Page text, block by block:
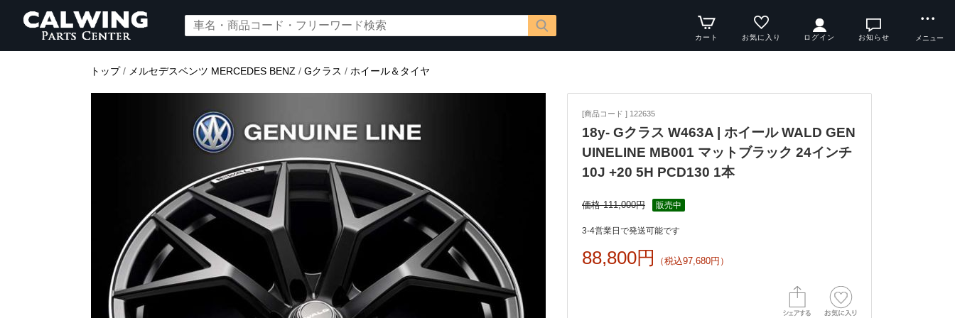
カート お気に入り ログイン お知らせ メニュー
トップ/ メルセデスベンツ MERCEDES BENZ / Gクラス / ホイール＆タイヤ
[商品コード ] 122635
18y- Gクラス W463A | ホイール WALD GEN
UINELINE MB001 マットブラック 24インチ
10J +20 5H PCD130 1本
価格 111,000円 販売中
3-4営業日で発送可能です
88,800円 （税込97,680円）